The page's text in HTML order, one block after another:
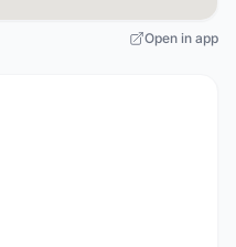
Open in app